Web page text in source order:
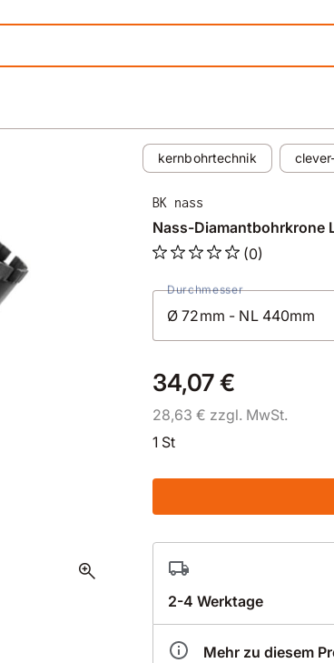
zoom_in
kernbohrtechnik
BK nass
Nass-Diamantbohrkrone
(0)
Durchmesser
34,07 €
28,63 € zzgl. MwSt.
1 St
2-4 Werktage
Mehr zu diesem